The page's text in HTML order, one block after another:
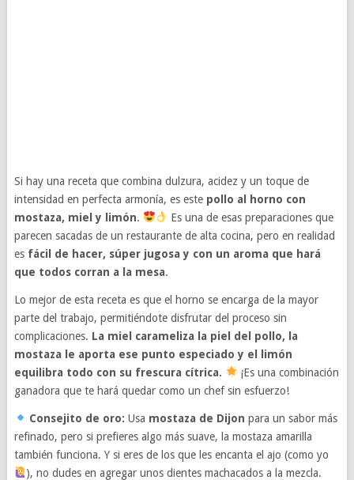
Si hay una receta que combina dulzura, acidez y un toque de
intensidad en perfecta armonía, es este pollo al horno con
mostaza, miel y limón.
Es una de esas preparaciones que
parecen sacadas de un restaurante de alta cocina, pero en realidad
es fácil de hacer, súper jugosa y con un aroma que hará
que todos corran a la mesa.
Lo mejor de esta receta es que el horno se encarga de la mayor
parte del trabajo, permitiéndote disfrutar del proceso sin
complicaciones. La miel carameliza la piel del pollo, la
mostaza le aporta ese punto especiado y el limón
equilibra todo con su frescura cítrica.
¡Es una combinación
ganadora que te hará quedar como un chef sin esfuerzo!
Consejito de oro: Usa mostaza de Dijon para un sabor más
refinado, pero si prefieres algo más suave, la mostaza amarilla
también funciona. Y si eres de los que les encanta el ajo (como yo
), no dudes en agregar unos dientes machacados a la mezcla.